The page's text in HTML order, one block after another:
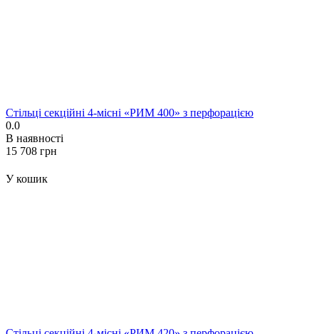
Стільці секційні 4-місні «РИМ 400» з перфорацією
0.0
В наявності
‍15 708‍ грн
У кошик